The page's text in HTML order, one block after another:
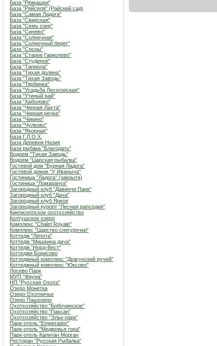
База "Рюмашки"
База "Ряйсяля" (Райский сад)
База "Самая Ладога"
База "Свирская"
База "Семь озер"
База "Синево"
База "Солнечная"
База "Солнечный берег"
База "Сосны"
База "Старое Гарколово"
База "Студеное"
База "Тапиола"
База "Тихая долина"
База "Тихая Заводь"
База "Тярбинка"
База "Усадьба Лесогорская"
База "Утиный рай"
База "Хаболово"
База "Черная Лахта"
База "Черная речка"
База "Чикино"
База "Чулково"
База "Якорная"
База Г.Л.О.Х.
База Деревня Назия
База рыбака "Благодать"
Водоем "Тихая Заводь"
Водоем "Царская рыбалка"
Гостевой дом "Бурная Ладога"
Гостевой домик "У Иваныча"
Гостиница "Ладога" (закрыта)
Гостиница "Ломаранта"
Загородный клуб "Давинчи Парк"
Загородный клуб "Дача"
Загородный клуб Яркое
Загородный курорт "Лесная рапсодия"
Кингисеппское охотхозяйство
Колтушское озеро
Комплекс "Chalet Royale"
Комплекс "Царство снегурочки"
Коттедж "Лепота"
Коттедж "Мишкина дача"
Коттедж "Норд-Вест"
Коттеджи Борисово
Коттеджный комплекс "Драгунский ручей"
Коттеджный комплекс "Юксово"
Лосево Парк
МУП "Фауна"
НП "Русская Охота"
Озеро Монетка
Озеро Охотничье
Озеро Пашозеро
Охотхозяйство "Бобочинское"
Охотхозяйство "Паксан"
Охотхозяйство "Эльк-парк"
Парк-отель "Emperador"
Парк-отель "Медвежья гора"
Парк-отель Капитан Морган
Ресторан "Русская Рыбалка"